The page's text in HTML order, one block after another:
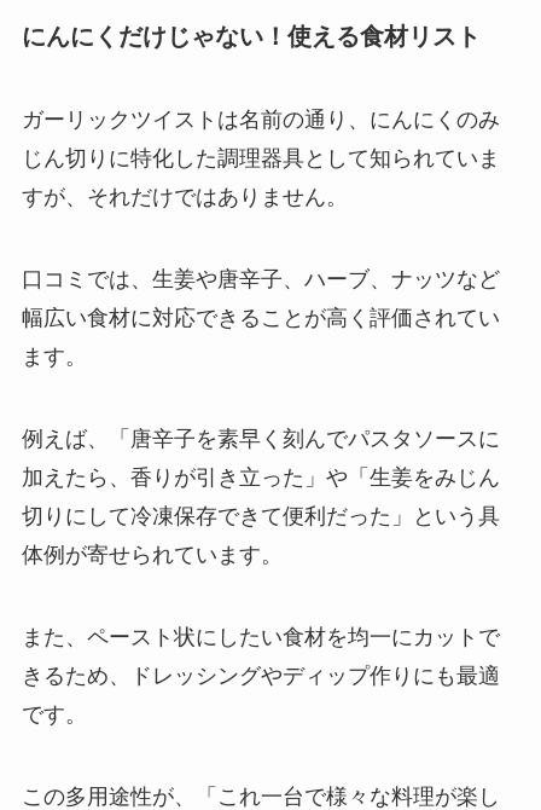
にんにくだけじゃない！使える食材リスト
ガーリックツイストは名前の通り、にんにくのみ
じん切りに特化した調理器具として知られていま
すが、それだけではありません。
口コミでは、生姜や唐辛子、ハーブ、ナッツなど
幅広い食材に対応できることが高く評価されてい
ます。
例えば、「唐辛子を素早く刻んでパスタソースに
加えたら、香りが引き立った」や「生姜をみじん
切りにして冷凍保存できて便利だった」という具
体例が寄せられています。
また、ペースト状にしたい食材を均一にカットで
きるため、ドレッシングやディップ作りにも最適
です。
この多用途性が、「これ一台で様々な料理が楽し